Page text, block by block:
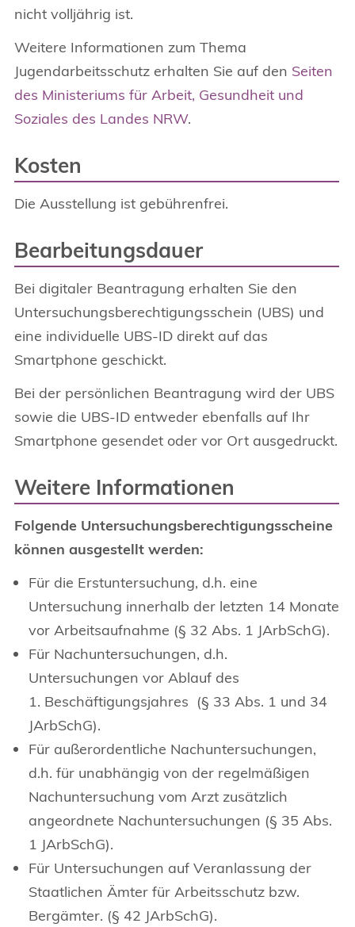
nicht volljährig ist.
Weitere Informationen zum Thema
Jugendarbeitsschutz erhalten Sie auf den Seiten
des Ministeriums für Arbeit, Gesundheit und
Soziales des Landes NRW.
Kosten
Die Ausstellung ist gebührenfrei.
Bearbeitungsdauer
Bei digitaler Beantragung erhalten Sie den
Untersuchungsberechtigungsschein (UBS) und
eine individuelle UBS-ID direkt auf das
Smartphone geschickt.
Bei der persönlichen Beantragung wird der UBS
sowie die UBS-ID entweder ebenfalls auf Ihr
Smartphone gesendet oder vor Ort ausgedruckt.
Weitere Informationen
Folgende Untersuchungsberechtigungsscheine
können ausgestellt werden:
Für die Erstuntersuchung, d.h. eine
Untersuchung innerhalb der letzten 14 Monate
vor Arbeitsaufnahme (§ 32 Abs. 1 JArbSchG).
Für Nachuntersuchungen, d.h.
Untersuchungen vor Ablauf des
1. Beschäftigungsjahres (§ 33 Abs. 1 und 34
JArbSchG).
Für außerordentliche Nachuntersuchungen,
d.h. für unabhängig von der regelmäßigen
Nachuntersuchung vom Arzt zusätzlich
angeordnete Nachuntersuchungen (§ 35 Abs.
1 JArbSchG).
Für Untersuchungen auf Veranlassung der
Staatlichen Ämter für Arbeitsschutz bzw.
Bergämter. (§ 42 JArbSchG).